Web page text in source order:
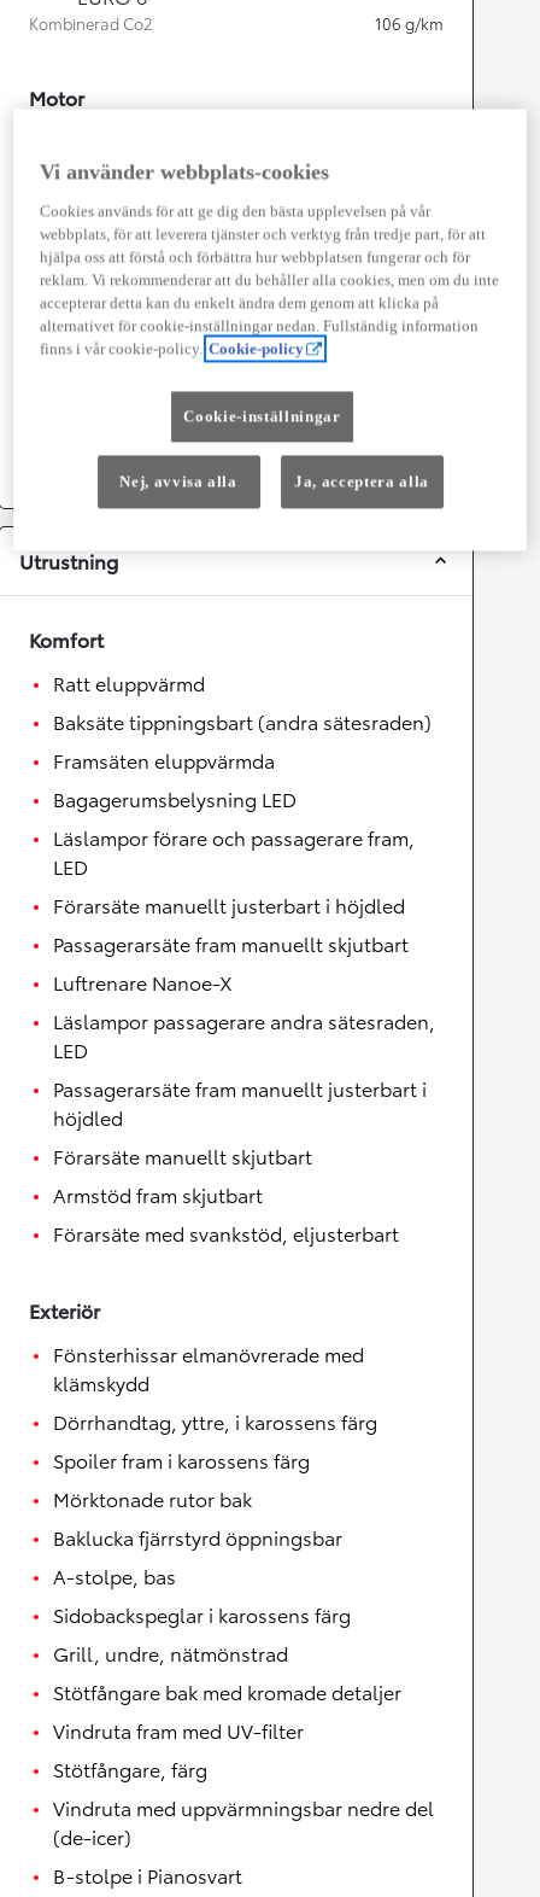
Kombinerad Co2 106 g/km
Motor
Kapacitet
Effekt
Prestanda
Topphastighet 180km/h
Acceleration 0-100km/h
9,4sekunder
Framhjulsdrift
Utrustning
Komfort
Ratt eluppvärmd
Baksäte tippningsbart (andra sätesraden)
Framsäten eluppvärmda
Bagagerumsbelysning LED
Läslampor förare och passagerare fram,
LED
Förarsäte manuellt justerbart i höjdled
Passagerarsäte fram manuellt skjutbart
Luftrenare Nanoe-X
Läslampor passagerare andra sätesraden,
LED
Passagerarsäte fram manuellt justerbart i
höjdled
Förarsäte manuellt skjutbart
Armstöd fram skjutbart
Förarsäte med svankstöd, eljusterbart
Exteriör
Fönsterhissar elmanövrerade med
klämskydd
Dörrhandtag, yttre, i karossens färg
Spoiler fram i karossens färg
Mörktonade rutor bak
Baklucka fjärrstyrd öppningsbar
A-stolpe, bas
Sidobackspeglar i karossens färg
Grill, undre, nätmönstrad
Stötfångare bak med kromade detaljer
Vindruta fram med UV-filter
Stötfångare, färg
Vindruta med uppvärmningsbar nedre del
(de-icer)
B-stolpe i Pianosvart
Vi använder webbplats-cookies
Cookies används för att ge dig den bästa upplevelsen på vår
webbplats, för att leverera tjänster och verktyg från tredje part, för att
hjälpa oss att förstå och förbättra hur webbplatsen fungerar och för
reklam. Vi rekommenderar att du behåller alla cookies, men om du inte
accepterar detta kan du enkelt ändra dem genom att klicka på
alternativet för cookie-inställningar nedan. Fullständig information
finns i vår cookie-policy. Cookie-policy
Cookie-inställningar
Nej, avvisa alla Ja, acceptera alla